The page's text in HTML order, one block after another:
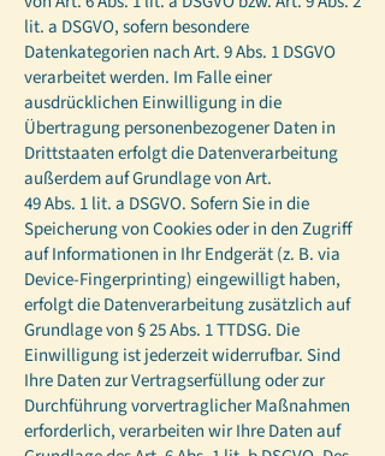
lit. a DSGVO, sofern besondere
Datenkategorien nach Art. 9 Abs. 1 DSGVO
verarbeitet werden. Im Falle einer
ausdrücklichen Einwilligung in die
Übertragung personenbezogener Daten in
Drittstaaten erfolgt die Datenverarbeitung
außerdem auf Grundlage von Art.
49 Abs. 1 lit. a DSGVO. Sofern Sie in die
Speicherung von Cookies oder in den Zugriff
auf Informationen in Ihr Endgerät (z. B. via
Device-Fingerprinting) eingewilligt haben,
erfolgt die Datenverarbeitung zusätzlich auf
Grundlage von § 25 Abs. 1 TTDSG. Die
Einwilligung ist jederzeit widerrufbar. Sind
Ihre Daten zur Vertragserfüllung oder zur
Durchführung vorvertraglicher Maßnahmen
erforderlich, verarbeiten wir Ihre Daten auf